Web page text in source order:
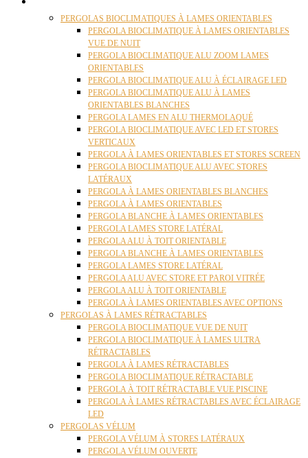
PERGOLAS BIOCLIMATIQUES À LAMES ORIENTABLES
PERGOLA BIOCLIMATIQUE À LAMES ORIENTABLES
VUE DE NUIT
PERGOLA BIOCLIMATIQUE ALU ZOOM LAMES
ORIENTABLES
PERGOLA BIOCLIMATIQUE ALU À ÉCLAIRAGE LED
PERGOLA BIOCLIMATIQUE ALU À LAMES
ORIENTABLES BLANCHES
PERGOLA LAMES EN ALU THERMOLAQUÉ
PERGOLA BIOCLIMATIQUE AVEC LED ET STORES
VERTICAUX
PERGOLA À LAMES ORIENTABLES ET STORES SCREEN
PERGOLA BIOCLIMATIQUE ALU AVEC STORES
LATÉRAUX
PERGOLA À LAMES ORIENTABLES BLANCHES
PERGOLA À LAMES ORIENTABLES
PERGOLA BLANCHE À LAMES ORIENTABLES
PERGOLA LAMES STORE LATÉRAL
PERGOLA ALU À TOIT ORIENTABLE
PERGOLA BLANCHE À LAMES ORIENTABLES
PERGOLA LAMES STORE LATÉRAL
PERGOLA ALU AVEC STORE ET PAROI VITRÉE
PERGOLA ALU À TOIT ORIENTABLE
PERGOLA À LAMES ORIENTABLES AVEC OPTIONS
PERGOLAS À LAMES RÉTRACTABLES
PERGOLA BIOCLIMATIQUE VUE DE NUIT
PERGOLA BIOCLIMATIQUE À LAMES ULTRA
RÉTRACTABLES
PERGOLA À LAMES RÉTRACTABLES
PERGOLA BIOCLIMATIQUE RÉTRACTABLE
PERGOLA À TOIT RÉTRACTABLE VUE PISCINE
PERGOLA À LAMES RÉTRACTABLES AVEC ÉCLAIRAGE
LED
PERGOLAS VÉLUM
PERGOLA VÉLUM À STORES LATÉRAUX
PERGOLA VÉLUM OUVERTE